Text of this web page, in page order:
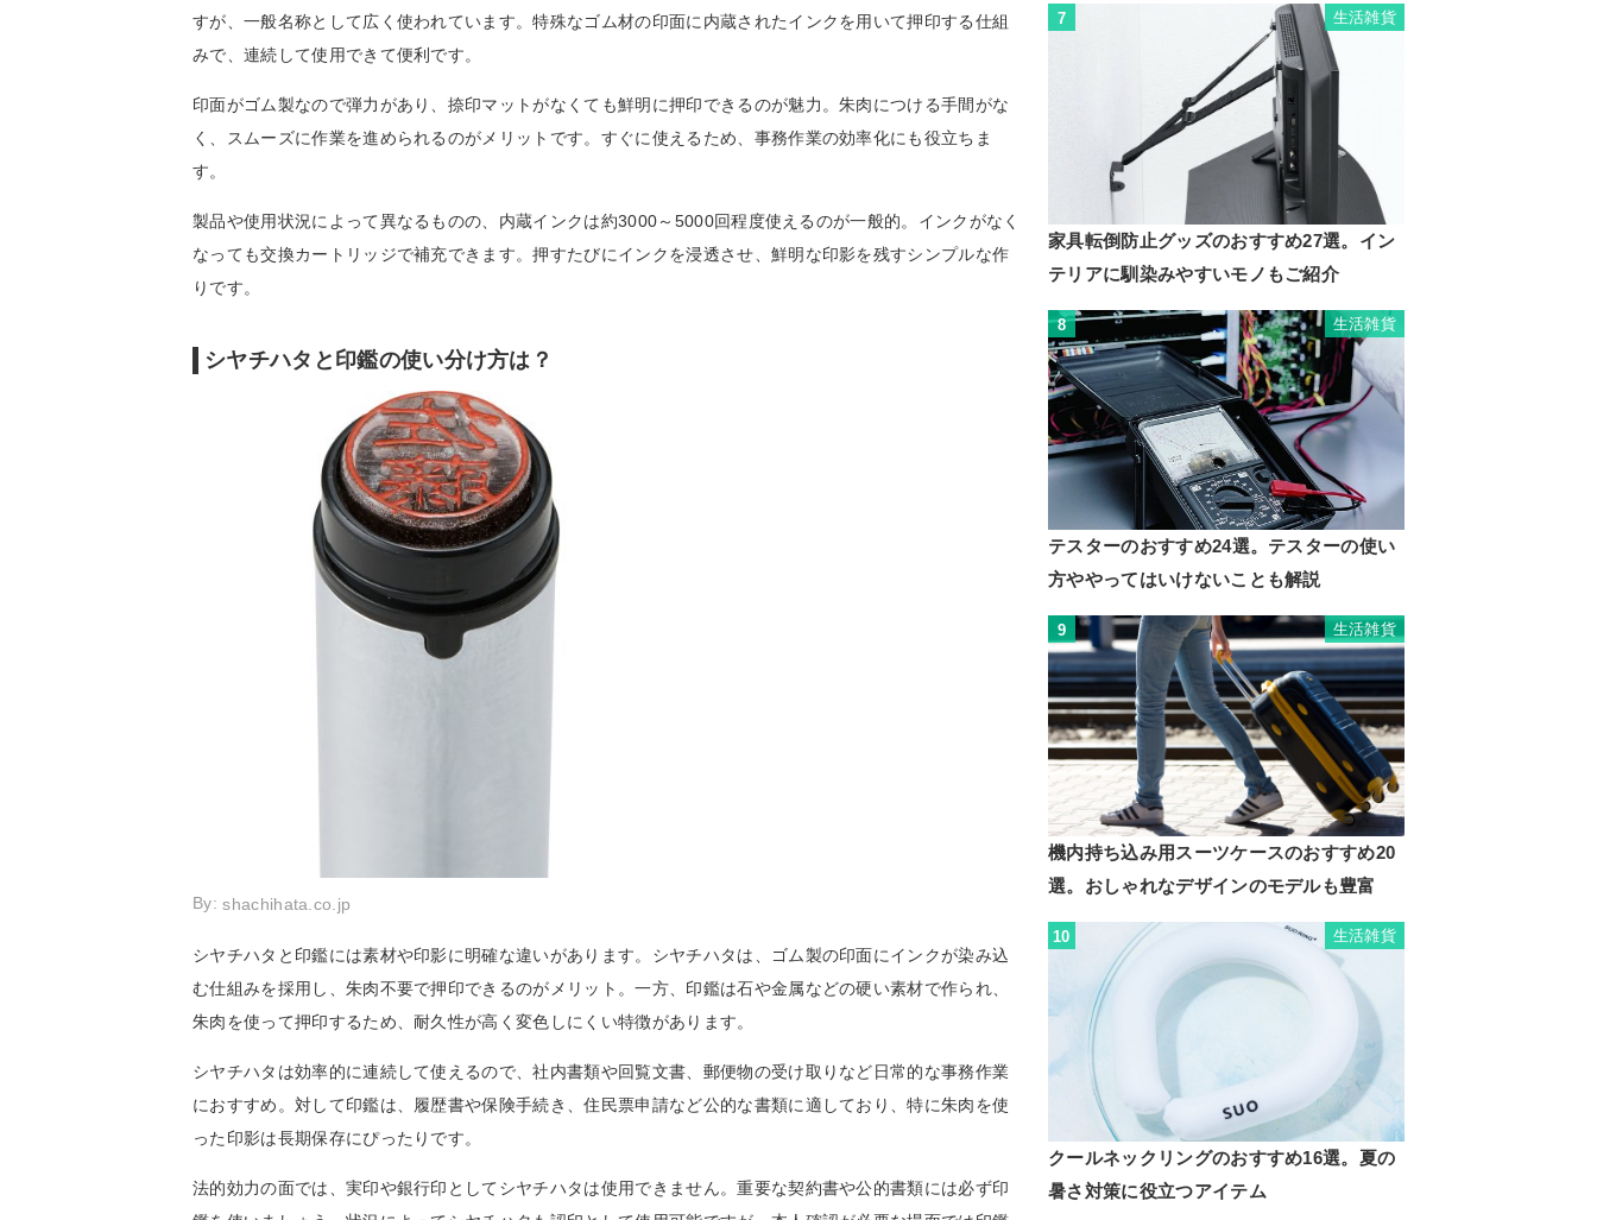
すが、一般名称として広く使われています。特殊なゴム材の印面に内蔵されたインクを用いて押印する仕組
みで、連続して使用できて便利です。
印面がゴム製なので弾力があり、捺印マットがなくても鮮明に押印できるのが魅力。朱肉につける手間がな
く、スムーズに作業を進められるのがメリットです。すぐに使えるため、事務作業の効率化にも役立ちま
す。
製品や使用状況によって異なるものの、内蔵インクは約3000～5000回程度使えるのが一般的。インクがなく
なっても交換カートリッジで補充できます。押すたびにインクを浸透させ、鮮明な印影を残すシンプルな作
りです。
シヤチハタと印鑑の使い分け方は？
By:shachihata.co.jp
シヤチハタと印鑑には素材や印影に明確な違いがあります。シヤチハタは、ゴム製の印面にインクが染み込
む仕組みを採用し、朱肉不要で押印できるのがメリット。一方、印鑑は石や金属などの硬い素材で作られ、
朱肉を使って押印するため、耐久性が高く変色しにくい特徴があります。
シヤチハタは効率的に連続して使えるので、社内書類や回覧文書、郵便物の受け取りなど日常的な事務作業
におすすめ。対して印鑑は、履歴書や保険手続き、住民票申請など公的な書類に適しており、特に朱肉を使
った印影は長期保存にぴったりです。
法的効力の面では、実印や銀行印としてシヤチハタは使用できません。重要な契約書や公的書類には必ず印
7 生活雑貨
家具転倒防止グッズのおすすめ27選。イン
テリアに馴染みやすいモノもご紹介
8 生活雑貨
テスターのおすすめ24選。テスターの使い
方ややってはいけないことも解説
9 生活雑貨
機内持ち込み用スーツケースのおすすめ20
選。おしゃれなデザインのモデルも豊富
10 生活雑貨
クールネックリングのおすすめ16選。夏の
暑さ対策に役立つアイテム